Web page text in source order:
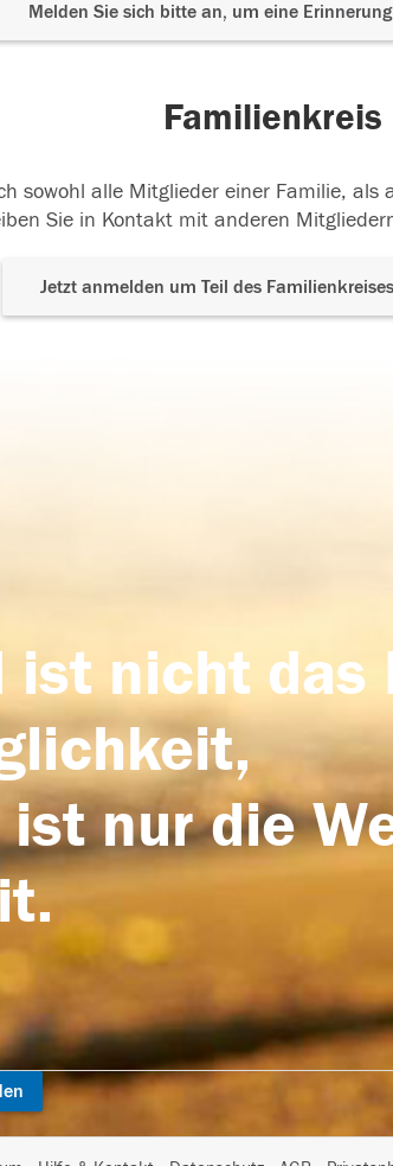
Melden Sie sich bitte an, um eine
Familienkreis
sowohl alle Mitglieder einer Familie,
Sie in Kontakt mit anderen
Jetzt anmelden um Teil des
ist nicht
ist nur die